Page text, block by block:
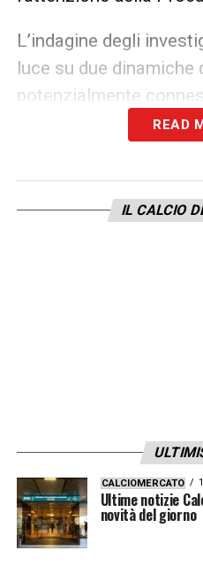
L’indagine degli
luce su due dinamiche
potenzialmente
Le presunte
società, con
Le presuntepressioni
procedimento, ha
prettamente tecnico e
confronto con il PM si
sul quadro
analizzando i
READ
IL CALCIO
CALCIOMERCATO
Ultime notizie
novità del giorno